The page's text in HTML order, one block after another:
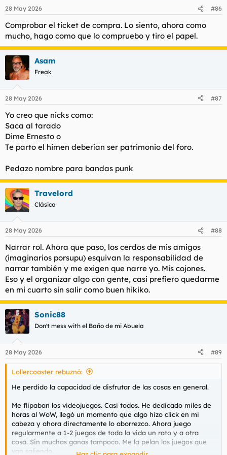
e
:
28 May 2026 #86
Comprobar el ticket de compra. Lo siento, ahora como
mucho, hago como que lo compruebo y tiro el papel.
Asam
Freak
28 May 2026 #87
Yo creo que nicks como:
Saca al tarado
Dime Ernesto o
Te parto el himen deberían ser patrimonio del foro.
Pedazo nombre para bandas punk
Travelord
Clásico
28 May 2026 #88
Narrar rol. Ahora que paso, los cerdos de mis amigos
(imaginarios porsupu) esquivan la responsabilidad de
narrar también y me exigen que narre yo. Mis cojones.
Eso y el organizar algo con gente, casi prefiero quedarme
en mi cuarto sin salir como buen hikiko.
Sonic88
Don't mess with el Baño de mi Abuela
28 May 2026 #89
Lollercoaster rebuznó:
He perdido la capacidad de disfrutar de las cosas en general.
Me flipaban los videojuegos. Casi todos. He dedicado miles de
horas al WoW, llegó un momento que algo hizo click en mi
cabeza y ahora directamente lo aborrezco. Ahora juego
regularmente a 1-2 juegos de toda la vida un rato y a otra
cosa. Sin muchas ganas tampoco. Me la pelan los juegos que
van saliendo.